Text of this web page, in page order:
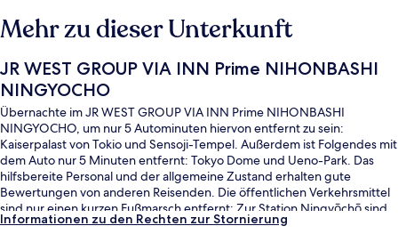
Mehr zu dieser Unterkunft
JR WEST GROUP VIA INN Prime NIHONBASHI
NINGYOCHO
Übernachte im JR WEST GROUP VIA INN Prime NIHONBASHI
NINGYOCHO, um nur 5 Autominuten hiervon entfernt zu sein:
Kaiserpalast von Tokio und Sensoji-Tempel. Außerdem ist Folgendes mit
dem Auto nur 5 Minuten entfernt: Tokyo Dome und Ueno-Park. Das
hilfsbereite Personal und der allgemeine Zustand erhalten gute
Bewertungen von anderen Reisenden. Die öffentlichen Verkehrsmittel
sind nur einen kurzen Fußmarsch entfernt: Zur Station Ningyōchō sind
es 3 Minuten und zur U-Bahnstation Nihonbashi 8 Minuten.
Informationen zu den Rechten zur Stornierung